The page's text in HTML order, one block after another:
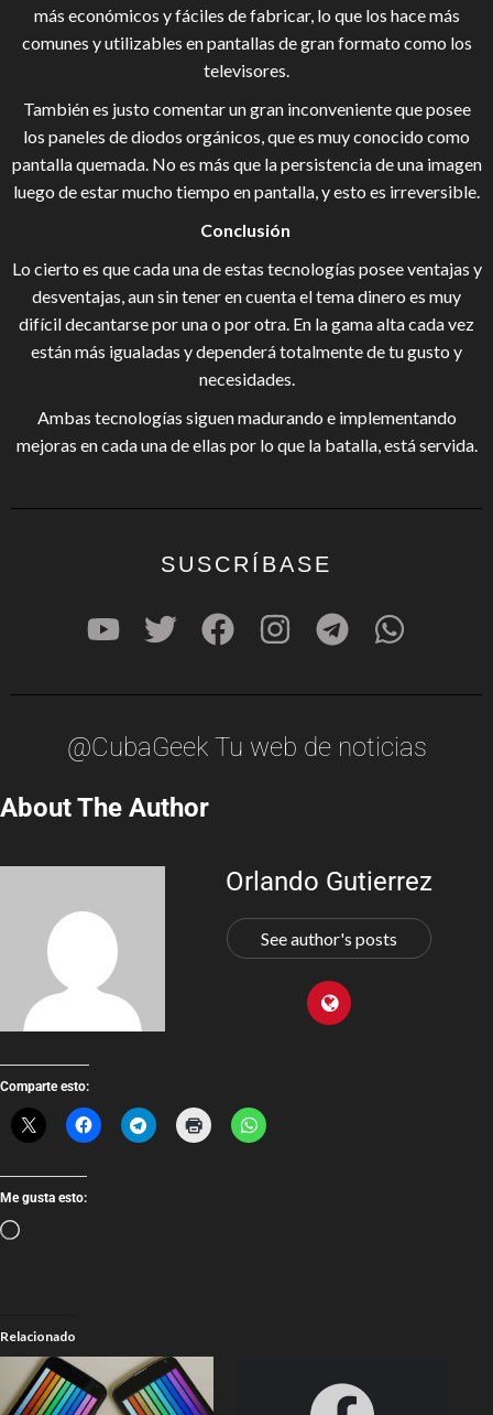
más económicos y fáciles de fabricar, lo que los hace más
comunes y utilizables en pantallas de gran formato como los
televisores.
También es justo comentar un gran inconveniente que posee
los paneles de diodos orgánicos, que es muy conocido como
pantalla quemada. No es más que la persistencia de una imagen
luego de estar mucho tiempo en pantalla, y esto es irreversible.
Conclusión
Lo cierto es que cada una de estas tecnologías posee ventajas y
desventajas, aun sin tener en cuenta el tema dinero es muy
difícil decantarse por una o por otra. En la gama alta cada vez
están más igualadas y dependerá totalmente de tu gusto y
necesidades.
Ambas tecnologías siguen madurando e implementando
mejoras en cada una de ellas por lo que la batalla, está servida.
SUSCRÍBASE
@CubaGeek Tu web de noticias
About The Author
Orlando Gutierrez
See author's posts
Comparte esto:
Me gusta esto:
Relacionado